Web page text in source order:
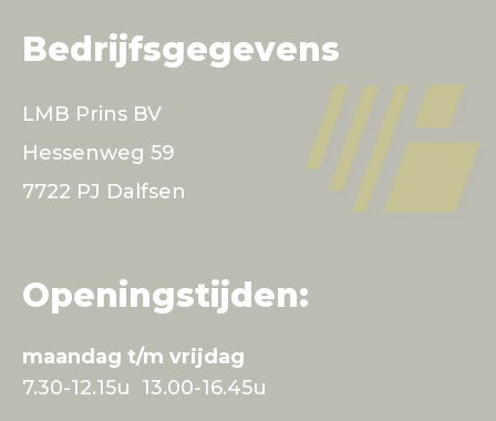
Bedrijfsgegevens
LMB Prins BV
Hessenweg 59
7722 PJ Dalfsen
Openingstijden:
maandag t/m vrijdag
7.30-12.15u 13.00-16.45u